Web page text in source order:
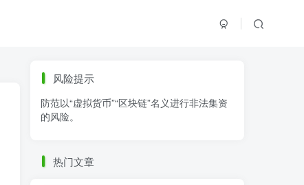
零基础学K线 链上交易
白皮书
火必公告
区块链科普
风险提示
防范以“虚拟货币”“区块链”名义进行非法集资
的风险。
热门文章